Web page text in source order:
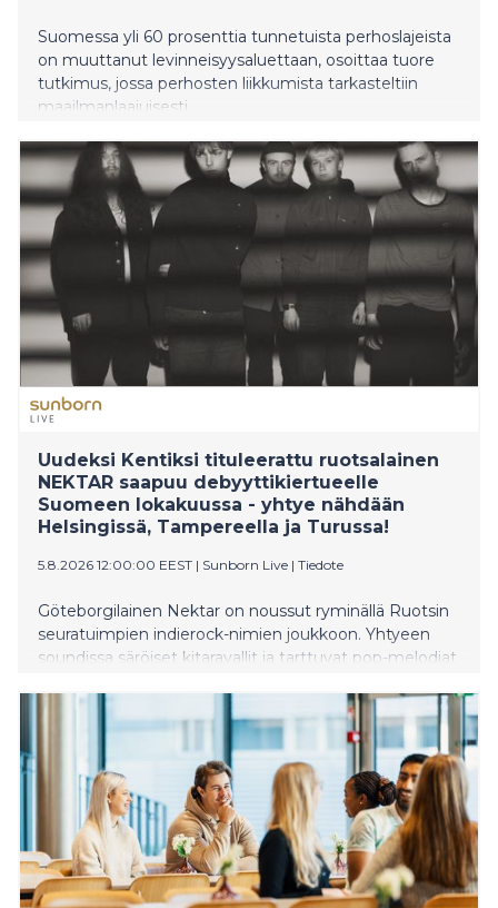
Suomessa yli 60 prosenttia tunnetuista perhoslajeista
on muuttanut levinneisyysaluettaan, osoittaa tuore
tutkimus, jossa perhosten liikkumista tarkasteltiin
maailmanlaajuisesti.
Uudeksi Kentiksi tituleerattu ruotsalainen
NEKTAR saapuu debyyttikiertueelle
Suomeen lokakuussa - yhtye nähdään
Helsingissä, Tampereella ja Turussa!
5.8.2026 12:00:00 EEST | Sunborn Live | Tiedote
Göteborgilainen Nektar on noussut ryminällä Ruotsin
seuratuimpien indierock-nimien joukkoon. Yhtyeen
soundissa säröiset kitaravallit ja tarttuvat pop-melodiat
Musiikkilehdistössä bändiä onkin jo ehditty tituleerata
”uudeksi Kentiksi”. Nektar ei kuitenkaan vain kopioi
menneisyyttä, vaan tuo genreen täysin oman,
modernin energiansa. Yhtyeen ajankohtainen noste
huipentui keväällä kolmeen Grammis-ehdokkuuteen
ja parhaan musiikkivideon palkintoon. Ruotsissa
klubeja loppuunmyyvä nelikko saapuu lokakuussa
ensimmäistä kertaa Suomeen. Kiertue nähdään
Helsingin Korjaamolla, Tampereen Telakalla ja Turun